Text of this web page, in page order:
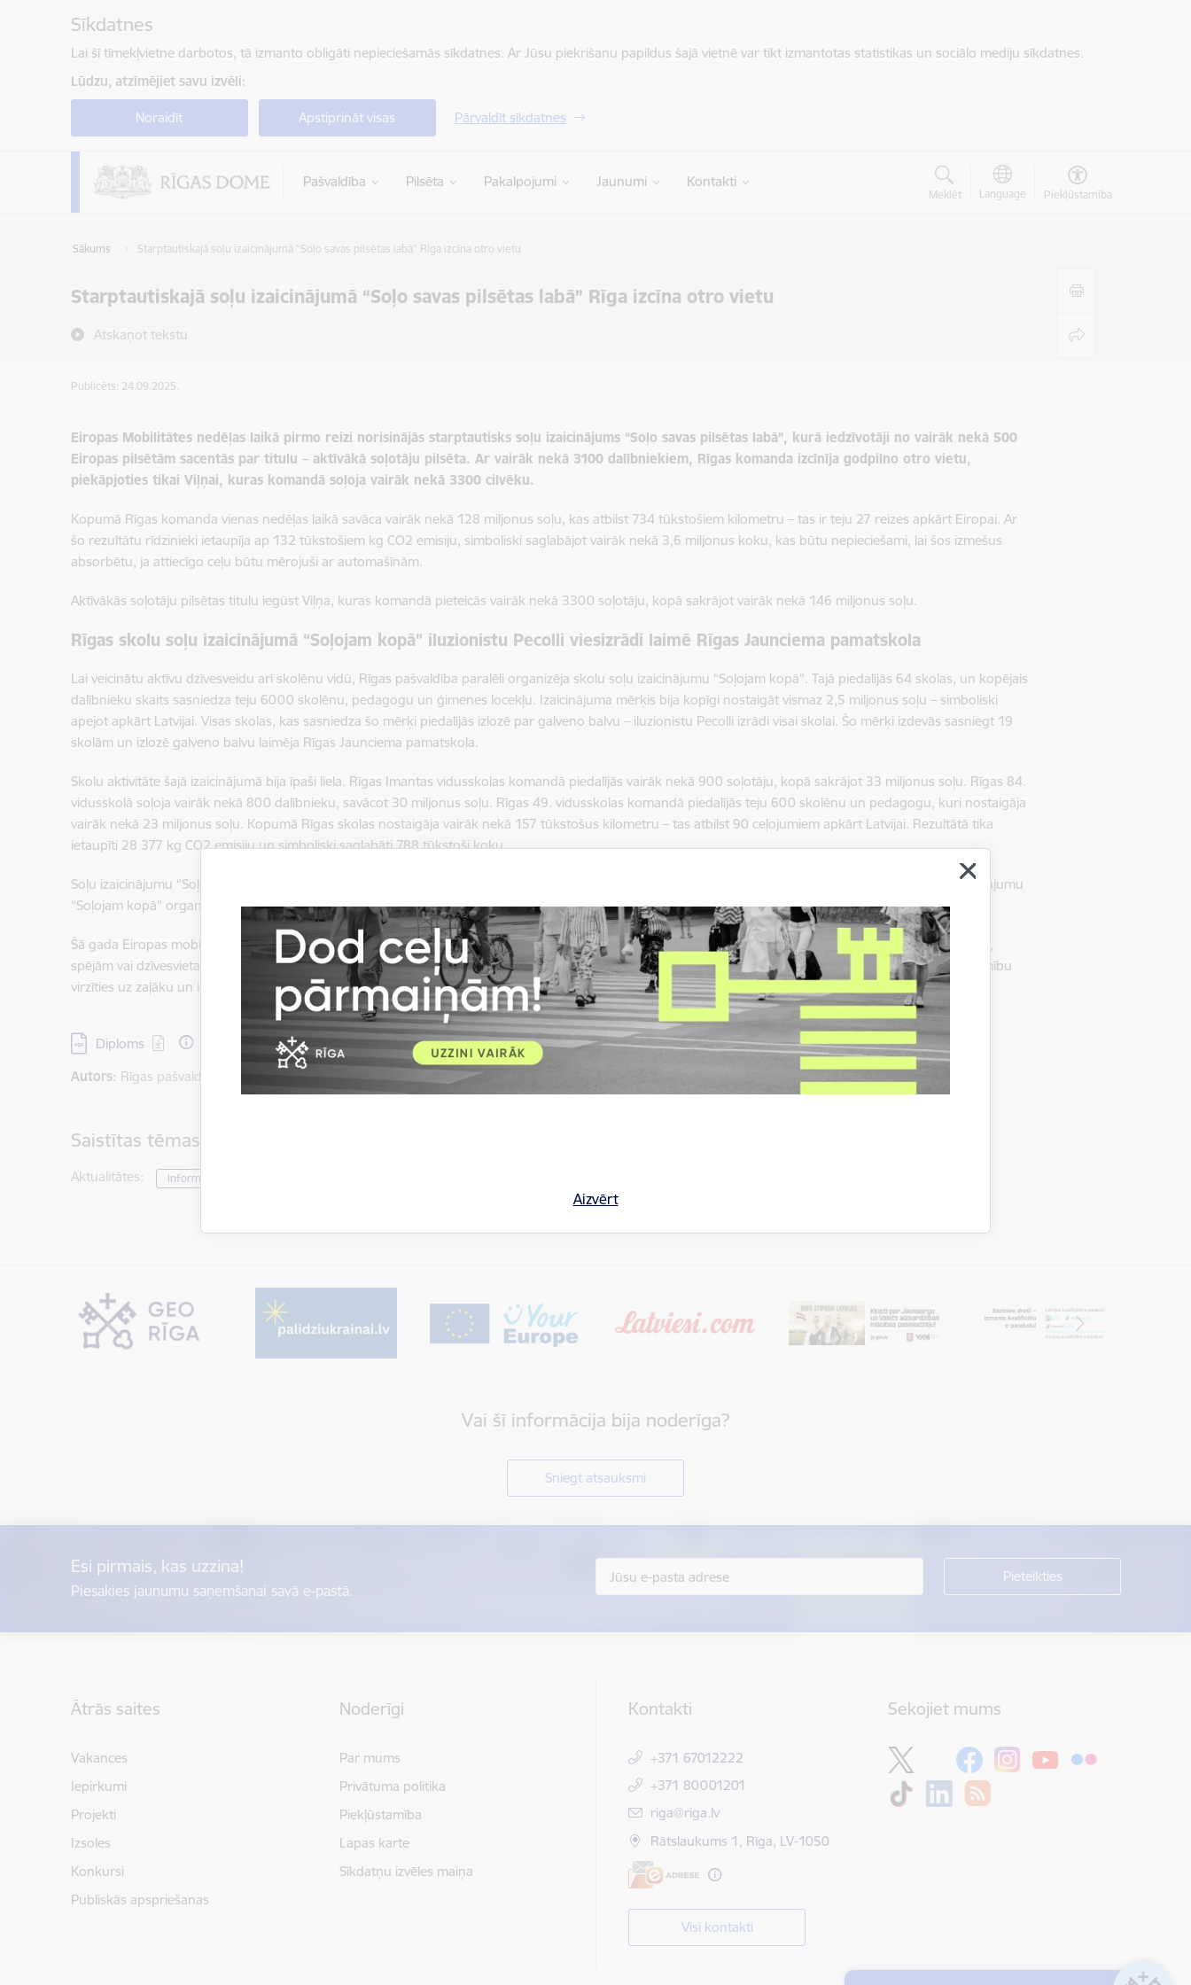
Sīkdatnes
Lai šī tīmekļvietne darbotos, tā izmanto obligāti nepieciešamās sīkdatnes. Ar Jūsu piekrišanu papildus šajā vietnē var tikt izmantotas statistikas un sociālo mediju sīkdatnes.
Lūdzu, atzīmējiet savu izvēli:
Noraidīt Apstiprināt visas Pārvaldīt sīkdatnes
Pašvaldība Pilsēta Pakalpojumi Jaunumi Kontakti
Meklēt Language Piekļūstamība
Sākums Starptautiskajā soļu izaicinājumā “Soļo savas pilsētas labā” Rīga izcīna otro vietu
Starptautiskajā soļu izaicinājumā “Soļo savas pilsētas labā” Rīga izcīna otro vietu
Atskaņot tekstu
Aizvērt
Publicēts: 24.09.2025.
Eiropas Mobilitātes nedēļas laikā pirmo reizi norisinājās starptautisks soļu izaicinājums “Soļo savas pilsētas labā”, kurā iedzīvotāji no vairāk nekā 500
Eiropas pilsētām sacentās par titulu – aktīvākā soļotāju pilsēta. Ar vairāk nekā 3100 dalībniekiem, Rīgas komanda izcīnīja godpilno otro vietu,
piekāpjoties tikai Viļņai, kuras komandā soļoja vairāk nekā 3300 cilvēku.
Kopumā Rīgas komanda vienas nedēļas laikā savāca vairāk nekā 128 miljonus soļu, kas atbilst 734 tūkstošiem kilometru – tas ir teju 27 reizes apkārt Eiropai. Ar
šo rezultātu rīdzinieki ietaupīja ap 132 tūkstošiem kg CO2 emisiju, simboliski saglabājot vairāk nekā 3,6 miljonus koku, kas būtu nepieciešami, lai šos izmešus
absorbētu, ja attiecīgo ceļu būtu mērojuši ar automašīnām.
Aktīvākās soļotāju pilsētas titulu iegūst Viļņa, kuras komandā pieteicās vairāk nekā 3300 soļotāju, kopā sakrājot vairāk nekā 146 miljonus soļu.
Rīgas skolu soļu izaicinājumā “Soļojam kopā” iluzionistu Pecolli viesizrādi laimē Rīgas Jaunciema pamatskola
Lai veicinātu aktīvu dzīvesveidu arī skolēnu vidū, Rīgas pašvaldība paralēli organizēja skolu soļu izaicinājumu “Soļojam kopā”. Tajā piedalījās 64 skolas, un kopējais
dalībnieku skaits sasniedza teju 6000 skolēnu, pedagogu un ģimenes locekļu. Izaicinājuma mērķis bija kopīgi nostaigāt vismaz 2,5 miljonus soļu – simboliski
apejot apkārt Latvijai. Visas skolas, kas sasniedza šo mērķi piedalījās izlozē par galveno balvu – iluzionistu Pecolli izrādi visai skolai. Šo mērķi izdevās sasniegt 19
skolām un izlozē galveno balvu laimēja Rīgas Jaunciema pamatskola.
Skolu aktivitāte šajā izaicinājumā bija īpaši liela. Rīgas Imantas vidusskolas komandā piedalījās vairāk nekā 900 soļotāju, kopā sakrājot 33 miljonus soļu. Rīgas 84.
vidusskolā soļoja vairāk nekā 800 dalībnieku, savācot 30 miljonus soļu. Rīgas 49. vidusskolas komandā piedalījās teju 600 skolēnu un pedagogu, kuri nostaigāja
vairāk nekā 23 miljonus soļu. Kopumā Rīgas skolas nostaigāja vairāk nekā 157 tūkstošus kilometru – tas atbilst 90 ceļojumiem apkārt Latvijai. Rezultātā tika
ietaupīti 28 377 kg CO2 emisiju un simboliski saglabāti 788 tūkstoši koku.
Soļu izaicinājumu “Soļo savas pilsētas labā” organizēja Eiropas Komisija sadarbībā ar lietotni “Walk 15” un EIT Urban Mobility atbalstu. Savukārt soļu izaicinājumu
“Soļojam kopā” organizēja Rīgas dome sadarbībā ar lietotni “Walk 15”.
Šā gada Eiropas mobilitātes nedēļas tēma bija “Mobilitāte visiem”, uzsverot ilgtspējīgu pārvietošanās iespēju ikvienam, neatkarīgi no ienākumiem, dzimuma,
spējām vai dzīvesvietas. Pilsētas aktivitātēm Rīgas pašvaldība izvirzījusi saukli – “Ilgtspējīga pārvietošanās – pieejama ikvienam!”, atspoguļojot pilsētas apņēmību
virzīties uz zaļāku un iekļaujošāku mobilitāti.
Lejupielādēt:
Diploms
Autors: Rīgas pašvaldības Komunikācijas pārvaldes Ārējās komunikācijas nodaļa
Saistītas tēmas
Aktualitātes: Informācija medijiem
Vai šī informācija bija noderīga?
Sniegt atsauksmi
Esi pirmais, kas uzzina!
Piesakies jaunumu saņemšanai savā e-pastā.
Ātrās saites
Vakances
Iepirkumi
Projekti
Izsoles
Konkursi
Publiskās apspriešanas
Noderīgi
Par mums
Privātuma politika
Piekļūstamība
Lapas karte
Sīkdatņu izvēles maiņa
Kontakti
+371 67012222
+371 80001201
E-pasts:
riga@riga.lv
Rātslaukums 1, Rīga, LV-1050
Visi kontakti
Sekojiet mums